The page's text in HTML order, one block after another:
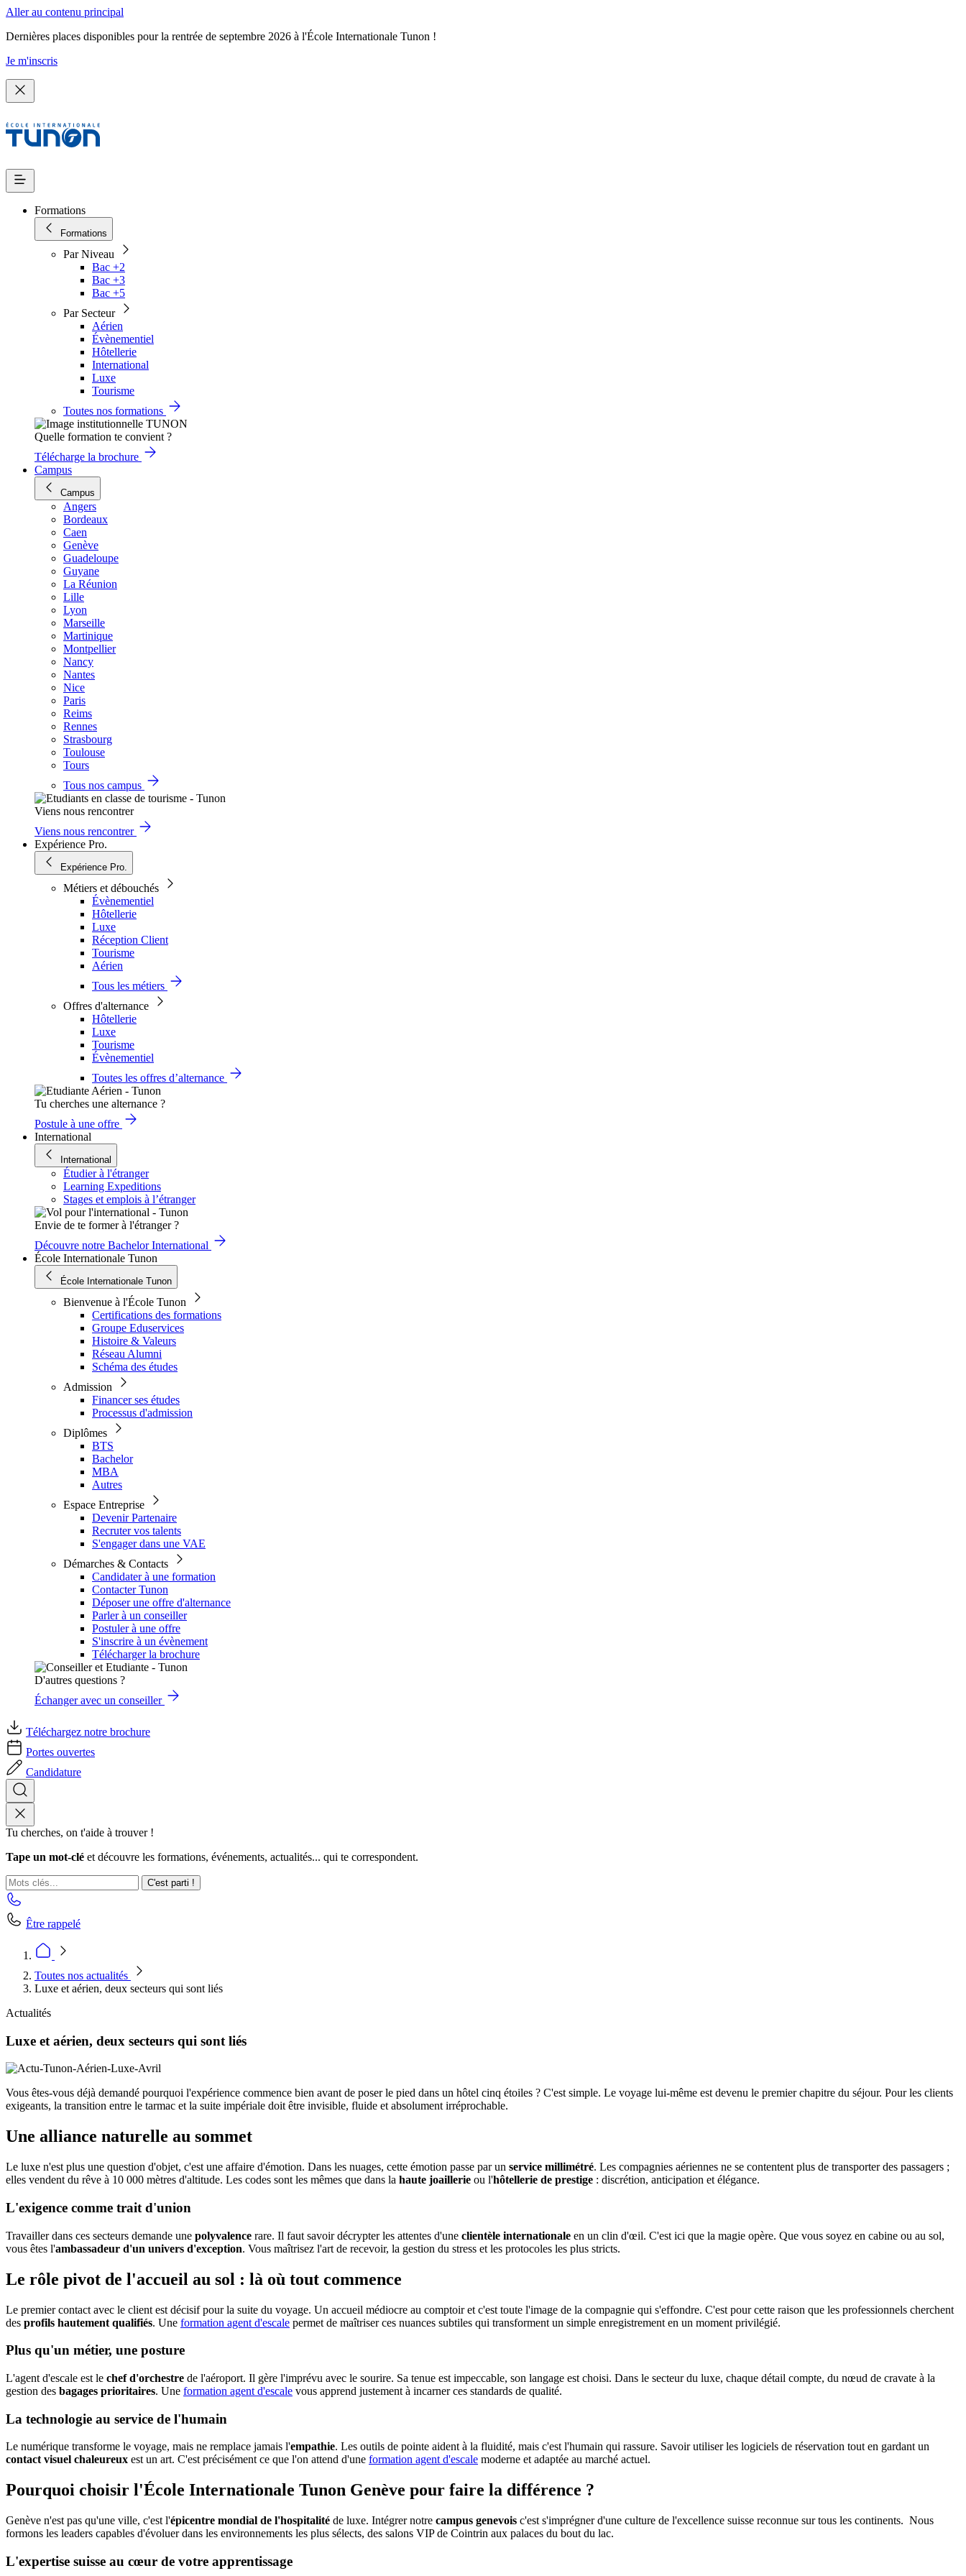
Aller au contenu principal
Dernières places disponibles pour la rentrée de septembre 2026 à l'École Internationale Tunon !
Je m'inscris
Formations
Formations
Par Niveau
Bac +2
Bac +3
Bac +5
Par Secteur
Aérien
Évènementiel
Hôtellerie
International
Luxe
Tourisme
Toutes nos formations
Quelle formation te convient ?
Télécharge la brochure
Campus
Campus
Angers
Bordeaux
Caen
Genève
Guadeloupe
Guyane
La Réunion
Lille
Lyon
Marseille
Martinique
Montpellier
Nancy
Nantes
Nice
Paris
Reims
Rennes
Strasbourg
Toulouse
Tours
Tous nos campus
Viens nous rencontrer
Viens nous rencontrer
Expérience Pro.
Expérience Pro.
Métiers et débouchés
Évènementiel
Hôtellerie
Luxe
Réception Client
Tourisme
Aérien
Tous les métiers
Offres d'alternance
Hôtellerie
Luxe
Tourisme
Évènementiel
Toutes les offres d’alternance
Tu cherches une alternance ?
Postule à une offre
International
International
Étudier à l'étranger
Learning Expeditions
Stages et emplois à l’étranger
Envie de te former à l'étranger ?
Découvre notre Bachelor International
École Internationale Tunon
École Internationale Tunon
Bienvenue à l'École Tunon
Certifications des formations
Groupe Eduservices
Histoire & Valeurs
Réseau Alumni
Schéma des études
Admission
Financer ses études
Processus d'admission
Diplômes
BTS
Bachelor
MBA
Autres
Espace Entreprise
Devenir Partenaire
Recruter vos talents
S'engager dans une VAE
Démarches & Contacts
Candidater à une formation
Contacter Tunon
Déposer une offre d'alternance
Parler à un conseiller
Postuler à une offre
S'inscrire à un évènement
Télécharger la brochure
D'autres questions ?
Échanger avec un conseiller
Téléchargez notre brochure
Portes ouvertes
Candidature
Tu cherches, on t'aide à trouver !
Tape un mot-clé et découvre les formations, événements, actualités... qui te correspondent.
C'est parti !
Être rappelé
Toutes nos actualités
Luxe et aérien, deux secteurs qui sont liés
Actualités
Luxe et aérien, deux secteurs qui sont liés
Vous êtes-vous déjà demandé pourquoi l'expérience commence bien avant de poser le pied dans un hôtel cinq étoiles ? C'est simple. Le voyage lui-même est devenu le premier chapitre du séjour. Pour les clients
exigeants, la transition entre le tarmac et la suite impériale doit être invisible, fluide et absolument irréprochable.
Une alliance naturelle au sommet
Le luxe n'est plus une question d'objet, c'est une affaire d'émotion. Dans les nuages, cette émotion passe par un service millimétré. Les compagnies aériennes ne se contentent plus de transporter des passagers ;
elles vendent du rêve à 10 000 mètres d'altitude. Les codes sont les mêmes que dans la haute joaillerie ou l'hôtellerie de prestige : discrétion, anticipation et élégance.
L'exigence comme trait d'union
Travailler dans ces secteurs demande une polyvalence rare. Il faut savoir décrypter les attentes d'une clientèle internationale en un clin d'œil. C'est ici que la magie opère. Que vous soyez en cabine ou au sol,
vous êtes l'ambassadeur d'un univers d'exception. Vous maîtrisez l'art de recevoir, la gestion du stress et les protocoles les plus stricts.
Le rôle pivot de l'accueil au sol : là où tout commence
Le premier contact avec le client est décisif pour la suite du voyage. Un accueil médiocre au comptoir et c'est toute l'image de la compagnie qui s'effondre. C'est pour cette raison que les professionnels cherchent
des profils hautement qualifiés. Une formation agent d'escale permet de maîtriser ces nuances subtiles qui transforment un simple enregistrement en un moment privilégié.
Plus qu'un métier, une posture
L'agent d'escale est le chef d'orchestre de l'aéroport. Il gère l'imprévu avec le sourire. Sa tenue est impeccable, son langage est choisi. Dans le secteur du luxe, chaque détail compte, du nœud de cravate à la
gestion des bagages prioritaires. Une formation agent d'escale vous apprend justement à incarner ces standards de qualité.
La technologie au service de l'humain
Le numérique transforme le voyage, mais ne remplace jamais l'empathie. Les outils de pointe aident à la fluidité, mais c'est l'humain qui rassure. Savoir utiliser les logiciels de réservation tout en gardant un
contact visuel chaleureux est un art. C'est précisément ce que l'on attend d'une formation agent d'escale moderne et adaptée au marché actuel.
Pourquoi choisir l'École Internationale Tunon Genève pour faire la différence ?
Genève n'est pas qu'une ville, c'est l'épicentre mondial de l'hospitalité de luxe. Intégrer notre campus genevois c'est s'imprégner d'une culture de l'excellence suisse reconnue sur tous les continents. Nous
formons les leaders capables d'évoluer dans les environnements les plus sélects, des salons VIP de Cointrin aux palaces du bout du lac.
L'expertise suisse au cœur de votre apprentissage